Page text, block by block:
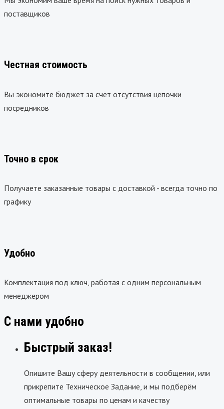
поставщиков
Честная стоимость
Вы экономите бюджет за счёт отсутствия цепочки
посредников
Точно в срок
Получаете заказанные товары с доставкой - всегда точно по
графику
Удобно
Комплектация под ключ, работая с одним персональным
менеджером
С нами удобно
Быстрый заказ!
Опишите Вашу сферу деятельности в сообщении, или
прикрепите Техническое Задание, и мы подберём
оптимальные товары по ценам и качеству